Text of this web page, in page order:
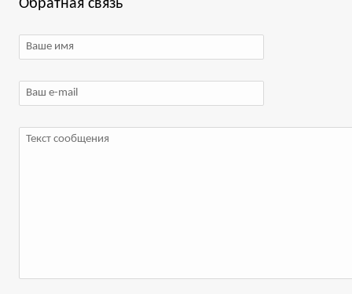
Обратная связь